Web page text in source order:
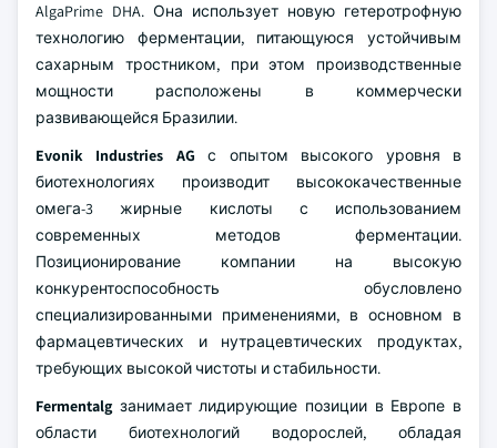
AlgaPrime DHA. Она использует новую гетеротрофную
технологию ферментации, питающуюся устойчивым
сахарным тростником, при этом производственные
мощности расположены в коммерчески
развивающейся Бразилии.
Evonik Industries AG с опытом высокого уровня в
биотехнологиях производит высококачественные
омега-3 жирные кислоты с использованием
современных методов ферментации.
Позиционирование компании на высокую
конкурентоспособность обусловлено
специализированными применениями, в основном в
фармацевтических и нутрацевтических продуктах,
требующих высокой чистоты и стабильности.
Fermentalg занимает лидирующие позиции в Европе в
области биотехнологий водорослей, обладая